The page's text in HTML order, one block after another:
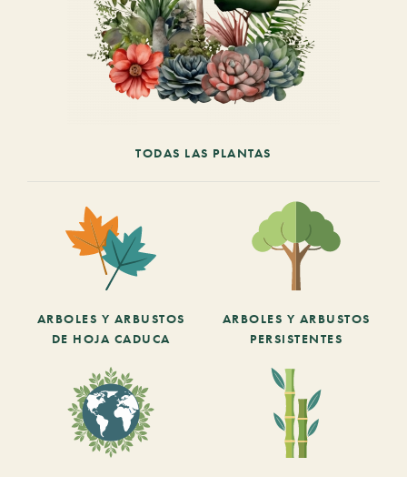
TODAS LAS PLANTAS
ARBOLES Y ARBUSTOS
DE HOJA CADUCA
ARBOLES Y ARBUSTOS
PERSISTENTES